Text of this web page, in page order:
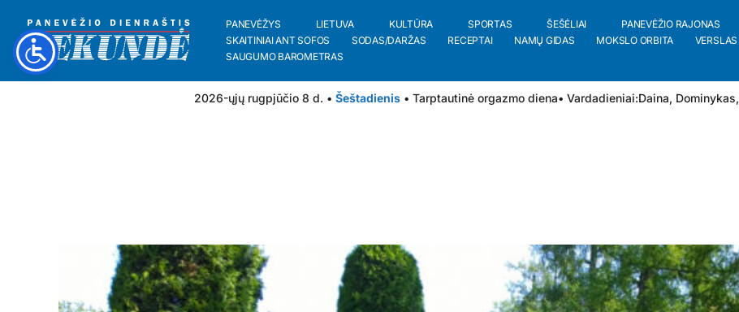
PANEVĖŽYS LIETUVA KULTŪRA SPORTAS ŠEŠĖLIAI PANEVĖŽIO RAJONAS
SKAITINIAI ANT SOFOS
SODAS/DARŽAS RECEPTAI NAMŲ GIDAS MOKSLO ORBITA VERSLAS
SAUGUMO BAROMETRAS
2026-ųjų rugpjūčio 8 d. • Šeštadienis • Tarptautinė orgazmo diena• Vardadieniai:Daina, Dominykas,